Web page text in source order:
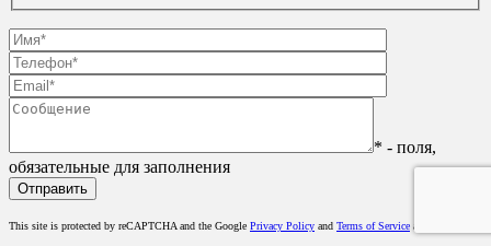
* - поля,
обязательные для заполнения
This site is protected by reCAPTCHA and the Google Privacy Policy and Terms of Service apply.